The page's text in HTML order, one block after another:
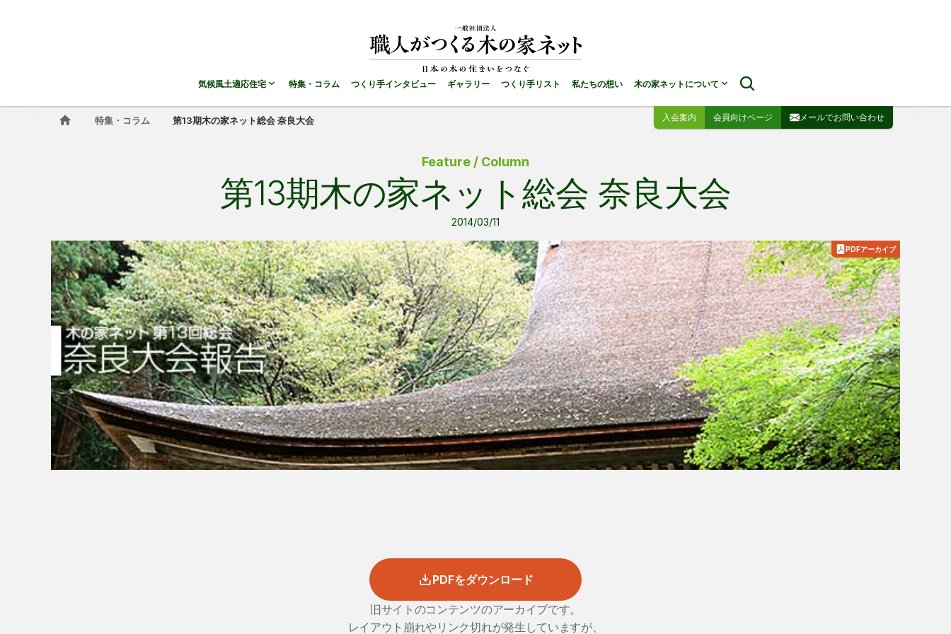
気候風土適応住宅 特集・コラム つくり手インタビュー ギャラリー つくり手リスト 私たちの想い 木の家ネットについて
入会案内 会員向けページ メールでお問い合わせ
特集・コラム 第13期木の家ネット総会 奈良大会
Feature / Column
第13期木の家ネット総会 奈良大会
2014/03/11
PDFアーカイブ
PDFをダウンロード
旧サイトのコンテンツのアーカイブです。
レイアウト崩れやリンク切れが発生していますが、